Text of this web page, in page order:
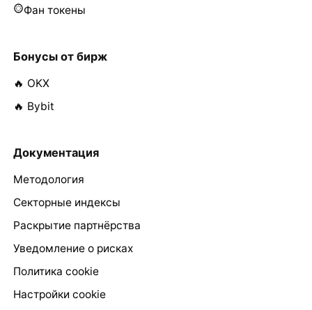
Фан токены
Бонусы от бирж
🔥 OKX
🔥 Bybit
Документация
Методология
Секторные индексы
Раскрытие партнёрства
Уведомление о рисках
Политика cookie
Настройки cookie